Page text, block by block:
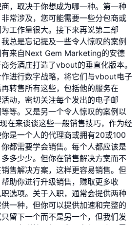
，取决于你想成为哪一种。第一种
常涉及，您可能需要一些分包商或
工作量很大。接下来再说第二部
总是忘记提及一些令人惊叹的案例
有来自Next Gem Marketing的安德
务酒庄打造了vbout的垂直化版本。
进行数字战略，将它们与vbout电子
转售所有这些，包括他的服务在
动，密切关注每个发出的电子邮
等。又是另一个令人惊叹的案例以
在来谈谈这些一般销售技巧，作为经
是一个人的代理商或拥有20或100
都需要学会销售。每个人都应该是
多少少。但你在销售解决方案而不
售解决方案，这样更容易销售。但
助你进行升级销售，赚取更多收
选项。关于入职，通常会提供两种
一种，但你可以提供加速和完整的
留下一个而不是另一个，但我们发